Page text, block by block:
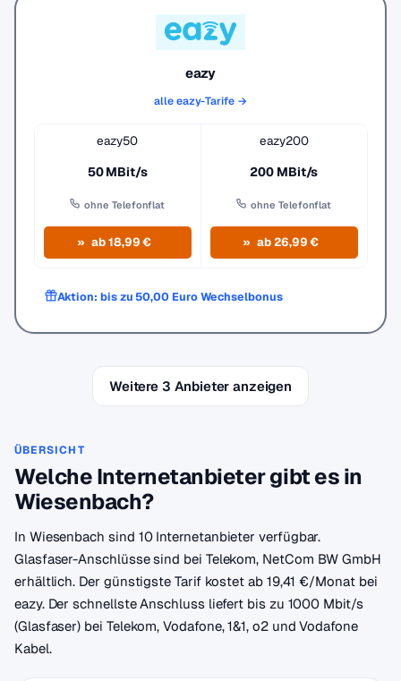
eazy
alle eazy-Tarife →
eazy50
50 MBit/s
ohne Telefonflat
ab 18,99 €
eazy200
200 MBit/s
ohne Telefonflat
ab 26,99 €
Aktion: bis zu 50,00 Euro Wechselbonus
Weitere 3 Anbieter anzeigen
ÜBERSICHT
Welche Internetanbieter gibt es in
Wiesenbach?
In Wiesenbach sind 10 Internetanbieter verfügbar.
Glasfaser-Anschlüsse sind bei Telekom, NetCom BW GmbH
erhältlich. Der günstigste Tarif kostet ab 19,41 €/Monat bei
eazy. Der schnellste Anschluss liefert bis zu 1000 Mbit/s
(Glasfaser) bei Telekom, Vodafone, 1&1, o2 und Vodafone
Kabel.